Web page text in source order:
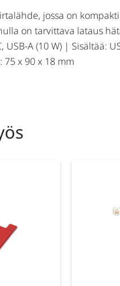
jossa on
on tarvittava lataus
USB-A (10 W) | Sisältää:
x 90 x 18 mm